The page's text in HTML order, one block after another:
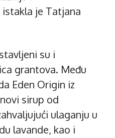
je Tatjana
su i
grantova. Među
Eden Origin iz
sirup od
ulaganju u
lavande, kao i